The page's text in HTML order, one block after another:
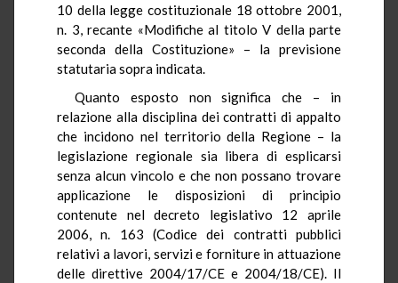
10 della legge costituzionale 18 ottobre 2001,
n. 3, recante «Modifiche al titolo V della parte
seconda della Costituzione» – la previsione
statutaria sopra indicata.
Quanto esposto non significa che – in
relazione alla disciplina dei contratti di appalto
che incidono nel territorio della Regione – la
legislazione regionale sia libera di esplicarsi
senza alcun vincolo e che non possano trovare
applicazione le disposizioni di principio
contenute nel decreto legislativo 12 aprile
2006, n. 163 (Codice dei contratti pubblici
relativi a lavori, servizi e forniture in attuazione
delle direttive 2004/17/CE e 2004/18/CE). Il